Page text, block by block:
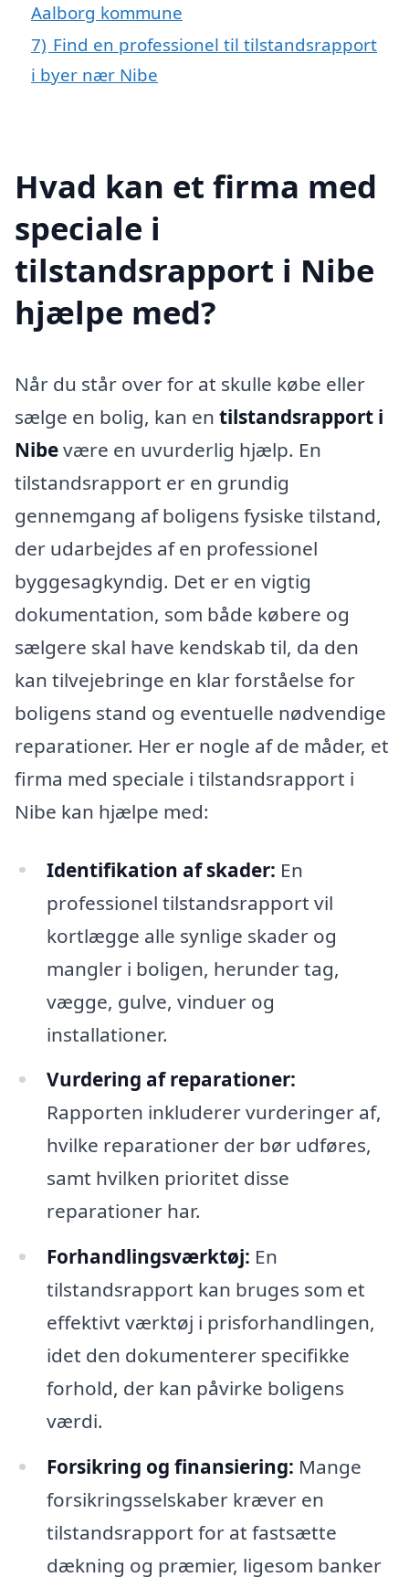
Aalborg kommune
7) Find en professionel til tilstandsrapport
i byer nær Nibe
Hvad kan et firma med
speciale i
tilstandsrapport i Nibe
hjælpe med?
Når du står over for at skulle købe eller
sælge en bolig, kan en tilstandsrapport i
Nibevære en uvurderlig hjælp. En
tilstandsrapport er en grundig
gennemgang af boligens fysiske tilstand,
der udarbejdes af en professionel
byggesagkyndig. Det er en vigtig
dokumentation, som både købere og
sælgere skal have kendskab til, da den
kan tilvejebringe en klar forståelse for
boligens stand og eventuelle nødvendige
reparationer. Her er nogle af de måder, et
firma med speciale i tilstandsrapport i
Nibe kan hjælpe med:
Identifikation af skader: En
professionel tilstandsrapport vil
kortlægge alle synlige skader og
mangler i boligen, herunder tag,
vægge, gulve, vinduer og
installationer.
Vurdering af reparationer:
Rapporten inkluderer vurderinger af,
hvilke reparationer der bør udføres,
samt hvilken prioritet disse
reparationer har.
Forhandlingsværktøj: En
tilstandsrapport kan bruges som et
effektivt værktøj i prisforhandlingen,
idet den dokumenterer specifikke
forhold, der kan påvirke boligens
værdi.
Forsikring og finansiering: Mange
forsikringsselskaber kræver en
tilstandsrapport for at fastsætte
dækning og præmier, ligesom banker